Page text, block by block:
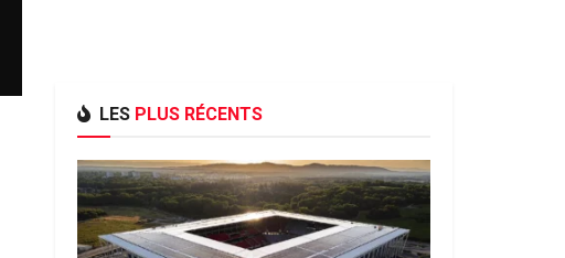
LES PLUS RÉCENTS